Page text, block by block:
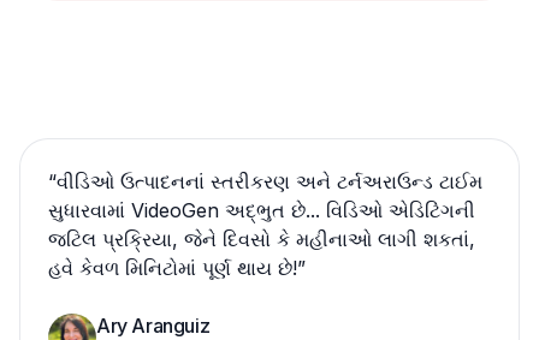
“વીડિઓ ઉત્પાદનનાં સ્તરીકરણ અને ટર્નઅરાઉન્ડ ટાઈમ
સુધારવામાં VideoGen અદ્ભુત છે... વિડિઓ એડિટિંગની
જટિલ પ્રક્રિયા, જેને દિવસો કે મહીનાઓ લાગી શકતાં,
હવે કેવળ મિનિટોમાં પૂર્ણ થાય છે!”
Ary Aranguiz